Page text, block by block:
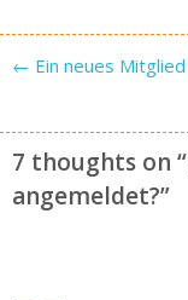
Post navigation
← Ein neues Mitglied
7 thoughts on “
angemeldet?”